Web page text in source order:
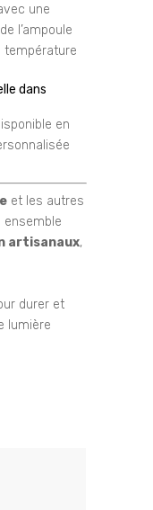
une
l’ampoule
température
dans
en
et les autres
ensemble
artisanaux,
durer et
lumière